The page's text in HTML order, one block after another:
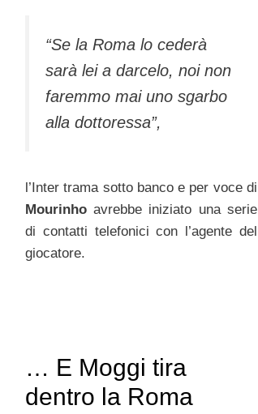
“Se la Roma lo cederà
sarà lei a darcelo, noi non
faremmo mai uno sgarbo
alla dottoressa”,
l’Inter trama sotto banco e per voce di
Mourinhoavrebbe iniziato una serie
di contatti telefonici con l’agente del
giocatore.
… E Moggi tira
dentro la Roma